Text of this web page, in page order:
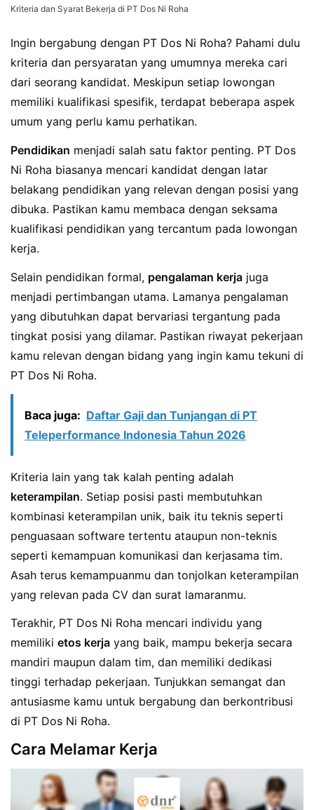
Kriteria dan Syarat Bekerja di PT Dos Ni Roha
Ingin bergabung dengan PT Dos Ni Roha? Pahami dulu
kriteria dan persyaratan yang umumnya mereka cari
dari seorang kandidat. Meskipun setiap lowongan
memiliki kualifikasi spesifik, terdapat beberapa aspek
umum yang perlu kamu perhatikan.
Pendidikan menjadi salah satu faktor penting. PT Dos
Ni Roha biasanya mencari kandidat dengan latar
belakang pendidikan yang relevan dengan posisi yang
dibuka. Pastikan kamu membaca dengan seksama
kualifikasi pendidikan yang tercantum pada lowongan
kerja.
Selain pendidikan formal, pengalaman kerja juga
menjadi pertimbangan utama. Lamanya pengalaman
yang dibutuhkan dapat bervariasi tergantung pada
tingkat posisi yang dilamar. Pastikan riwayat pekerjaan
kamu relevan dengan bidang yang ingin kamu tekuni di
PT Dos Ni Roha.
Baca juga: Daftar Gaji dan Tunjangan di PT
Teleperformance Indonesia Tahun 2026
Kriteria lain yang tak kalah penting adalah
keterampilan. Setiap posisi pasti membutuhkan
kombinasi keterampilan unik, baik itu teknis seperti
penguasaan software tertentu ataupun non-teknis
seperti kemampuan komunikasi dan kerjasama tim.
Asah terus kemampuanmu dan tonjolkan keterampilan
yang relevan pada CV dan surat lamaranmu.
Terakhir, PT Dos Ni Roha mencari individu yang
memiliki etos kerja yang baik, mampu bekerja secara
mandiri maupun dalam tim, dan memiliki dedikasi
tinggi terhadap pekerjaan. Tunjukkan semangat dan
antusiasme kamu untuk bergabung dan berkontribusi
di PT Dos Ni Roha.
Cara Melamar Kerja